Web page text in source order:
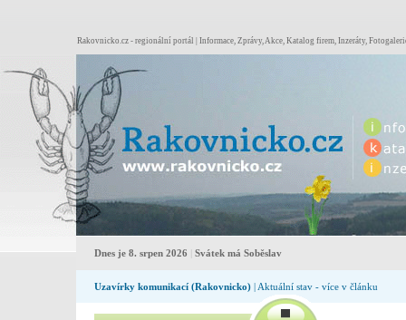
Rakovnicko.cz - regionální portál | Informace, Zprávy, Akce, Katalog firem, Inzeráty,
Dnes je 8. srpen 2026 Svátek má Soběslav
Uzavírky komunikací (Rakovnicko) | Aktuální stav - více v článku